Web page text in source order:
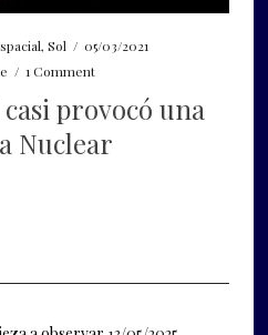
, Sol / 05/03/2021
/ 1 Comment
provocó una
Nuclear